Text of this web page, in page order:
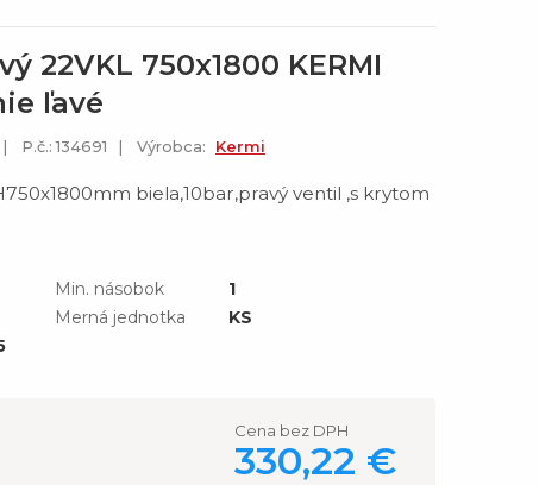
22VKL 750x1800 KERMI
ľavé
P.č.: 134691 Výrobca: Kermi
biela,10bar,pravý ventil ,s krytom
Min. násobok
1
Merná jednotka
KS
Cena bez DPH
330,22 €